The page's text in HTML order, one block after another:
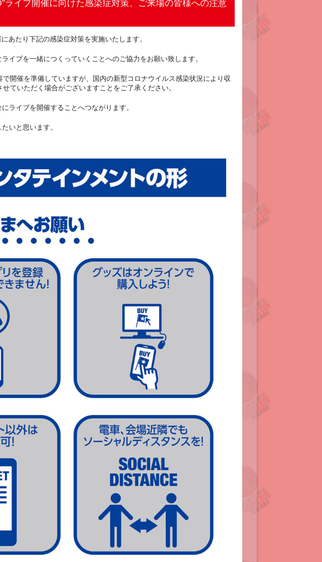
ライブ開催に向けた感染症対策、ご来場の皆様への注意
あたり下記の感染症対策を実施いたします。
イブを一緒につくっていくことへのご協力をお願い致します。
開催を準備していますが、国内の新型コロナウイルス感染状況により収
ていただく場合がございますことをご了承ください。
ライブを開催することへつながります。
いと思います。